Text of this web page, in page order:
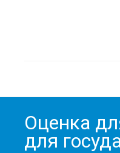
Оценка
для